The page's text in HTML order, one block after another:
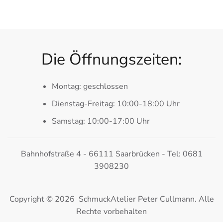
Die Öffnungszeiten:
Montag: geschlossen
Dienstag-Freitag: 10:00-18:00 Uhr
Samstag: 10:00-17:00 Uhr
Bahnhofstraße 4 - 66111 Saarbrücken - Tel: 0681
3908230
Copyright © 2026 SchmuckAtelier Peter Cullmann. Alle
Rechte vorbehalten